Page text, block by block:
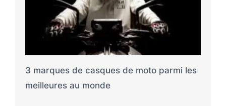
3 marques de casques de moto parmi les
meilleures au monde